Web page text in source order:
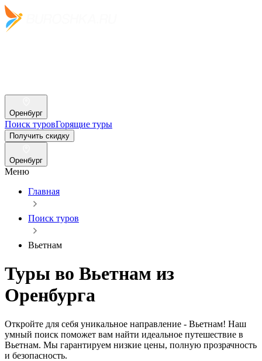
Оренбург
Поиск туровГорящие туры
Получить скидку
Оренбург
Меню
Главная
Поиск туров
Вьетнам
Туры во Вьетнам из
Оренбурга
Откройте для себя уникальное направление - Вьетнам! Наш
умный поиск поможет вам найти идеальное путешествие в
Вьетнам. Мы гарантируем низкие цены, полную прозрачность
и безопасность.